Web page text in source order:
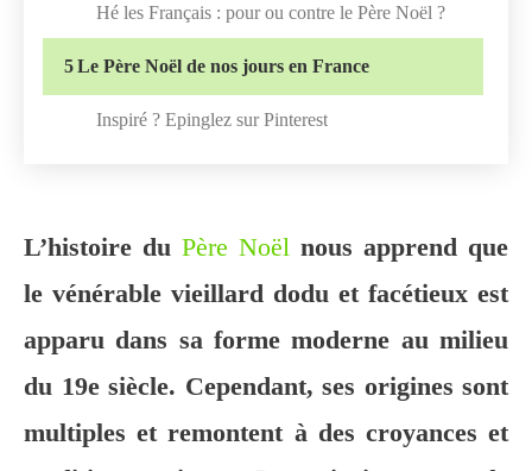
Hé les Français : pour ou contre le Père Noël ?
5Le Père Noël de nos jours en France
Inspiré ? Epinglez sur Pinterest
L’histoire du Père Noël nous apprend que
le vénérable vieillard dodu et facétieux est
apparu dans sa forme moderne au milieu
du 19e siècle. Cependant, ses origines sont
multiples et remontent à des croyances et